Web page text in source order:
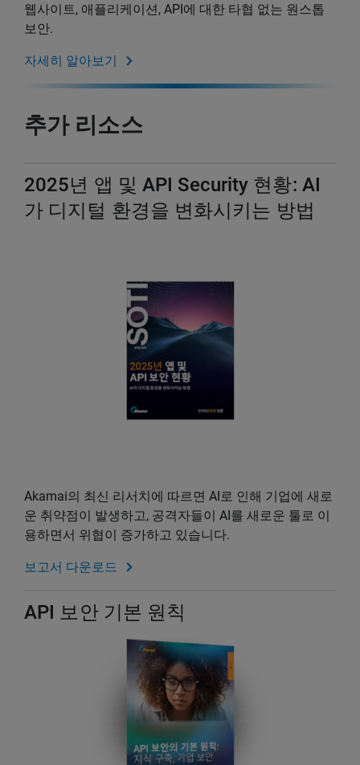
웹사이트, 애플리케이션, API에 대한 타협 없는 원스톱
보안.
자세히 알아보기
추가 리소스
2025년 앱 및 API Security 현황: AI
가 디지털 환경을 변화시키는 방법
Akamai의 최신 리서치에 따르면 AI로 인해 기업에 새로
운 취약점이 발생하고, 공격자들이 AI를 새로운 툴로 이
용하면서 위협이 증가하고 있습니다.
보고서 다운로드
API 보안 기본 원칙